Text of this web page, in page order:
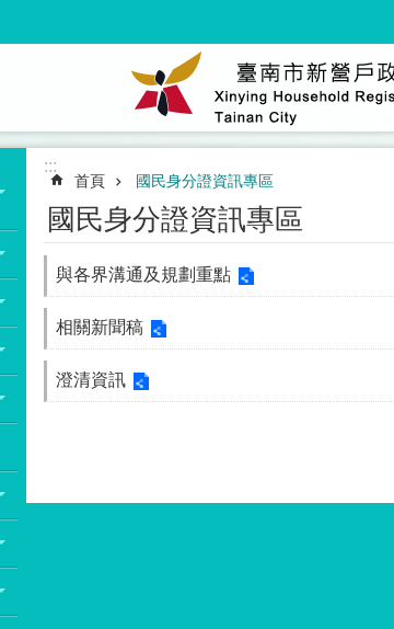
:::
首頁 國民身分證資訊專區
國民身分證資訊專區
與各界溝通及規劃重點
相關新聞稿
澄清資訊